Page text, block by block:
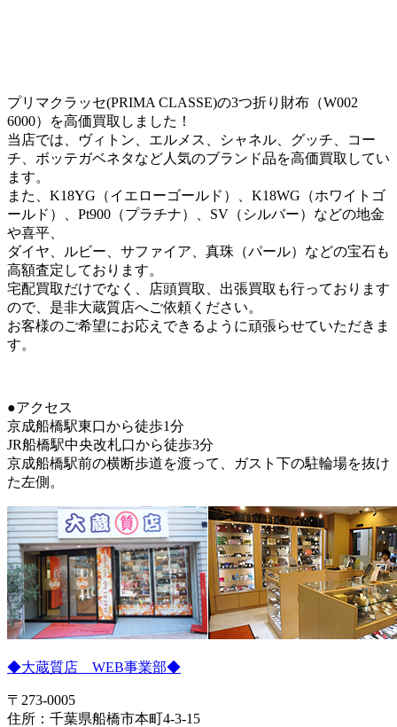
プリマクラッセ(PRIMA CLASSE)の3つ折り財布（W002
6000）を高価買取しました！
当店では、ヴィトン、エルメス、シャネル、グッチ、コー
チ、ボッテガベネタなど人気のブランド品を高価買取してい
ます。
また、K18YG（イエローゴールド）、K18WG（ホワイトゴ
ールド）、Pt900（プラチナ）、SV（シルバー）などの地金
や喜平、
ダイヤ、ルビー、サファイア、真珠（パール）などの宝石も
高額査定しております。
宅配買取だけでなく、店頭買取、出張買取も行っております
ので、是非大蔵質店へご依頼ください。
お客様のご希望にお応えできるように頑張らせていただきま
す。
●アクセス
京成船橋駅東口から徒歩1分
JR船橋駅中央改札口から徒歩3分
京成船橋駅前の横断歩道を渡って、ガスト下の駐輪場を抜け
た左側。
◆大蔵質店 WEB事業部◆
〒273-0005
住所：千葉県船橋市本町4-3-15